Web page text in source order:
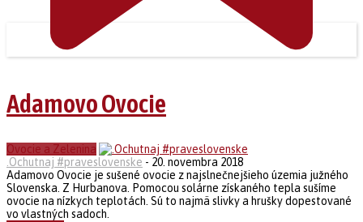
Adamovo Ovocie
Ovocie a Zelenina
.Ochutnaj #praveslovenske - 20. novembra 2018
Adamovo Ovocie je sušené ovocie z najslnečnejšieho územia južného
Slovenska. Z Hurbanova. Pomocou solárne získaného tepla sušíme
ovocie na nízkych teplotách. Sú to najmä slivky a hrušky dopestované
vo vlastných sadoch.